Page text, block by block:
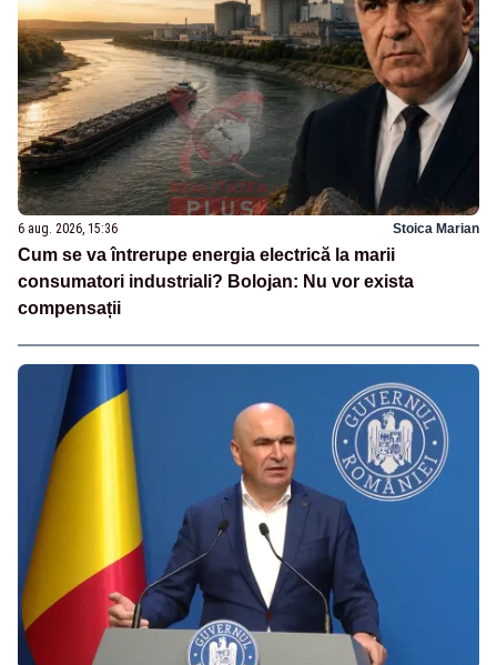
6 aug. 2026, 15:36 Stoica Marian
Cum se va întrerupe energia electrică la marii
consumatori industriali? Bolojan: Nu vor exista
compensații